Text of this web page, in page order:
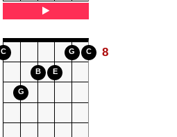
C
G
B E
G C 8